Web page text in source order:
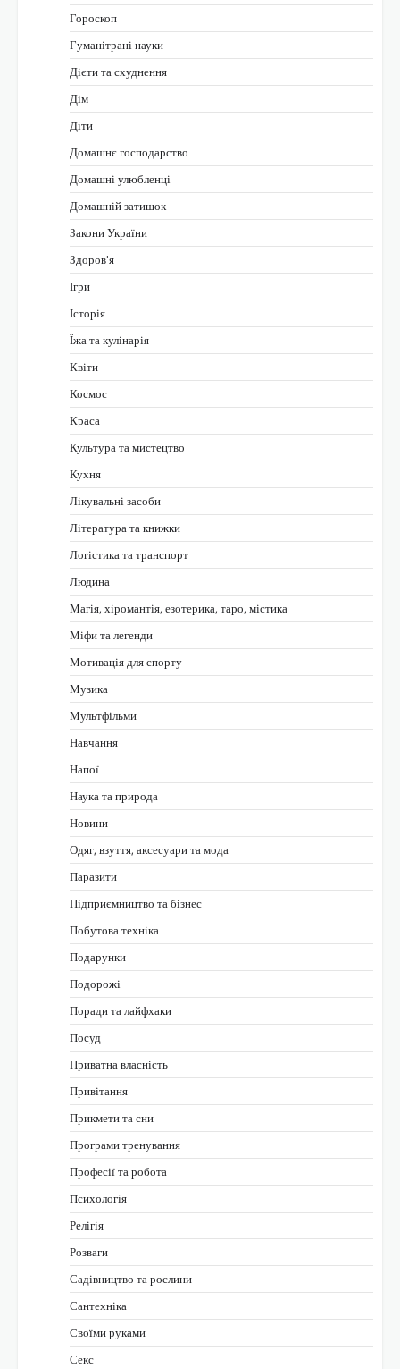
Гороскоп
Гуманітрані науки
Дієти та схуднення
Дім
Діти
Домашнє господарство
Домашні улюбленці
Домашній затишок
Закони України
Здоров'я
Ігри
Історія
Їжа та кулінарія
Квіти
Космос
Краса
Культура та мистецтво
Кухня
Лікувальні засоби
Література та книжки
Логістика та транспорт
Людина
Магія, хіромантія, езотерика, таро, містика
Міфи та легенди
Мотивація для спорту
Музика
Мультфільми
Навчання
Напої
Наука та природа
Новини
Одяг, взуття, аксесуари та мода
Паразити
Підприємництво та бізнес
Побутова техніка
Подарунки
Подорожі
Поради та лайфхаки
Посуд
Приватна власність
Привітання
Прикмети та сни
Програми тренування
Професії та робота
Психологія
Релігія
Розваги
Садівництво та рослини
Сантехніка
Своїми руками
Секс